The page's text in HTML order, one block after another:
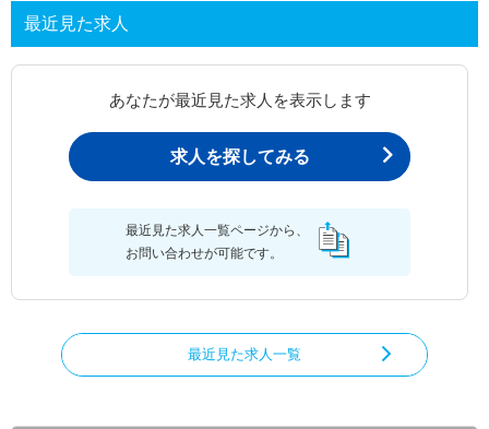
最近見た求人
あなたが最近見た求人を表示します
求人を探してみる
最近見た求人一覧ページから、
お問い合わせが可能です。
最近見た求人一覧